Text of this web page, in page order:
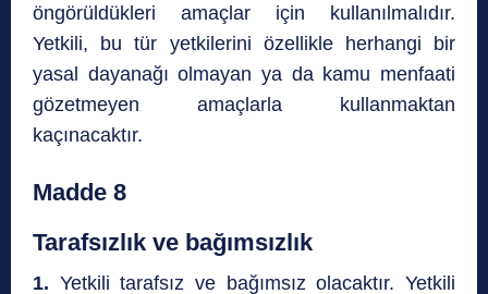
öngörüldükleri amaçlar için kullanılmalıdır.
Yetkili, bu tür yetkilerini özellikle herhangi bir
yasal dayanağı olmayan ya da kamu menfaati
gözetmeyen amaçlarla kullanmaktan
kaçınacaktır.
Madde 8
Tarafsızlık ve bağımsızlık
1. Yetkili tarafsız ve bağımsız olacaktır. Yetkili